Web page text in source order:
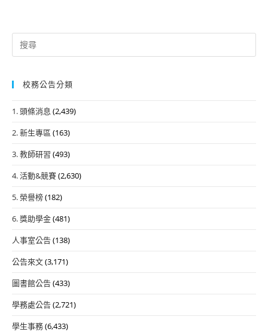
Search
for:
校務公告分類
1. 頭條消息 (2,439)
2. 新生專區 (163)
3. 教師研習 (493)
4. 活動&競賽(2,630)
5. 榮譽榜(182)
6. 獎助學金(481)
人事室公告(138)
公告來文(3,171)
圖書館公告(433)
學務處公告(2,721)
學生事務(6,433)